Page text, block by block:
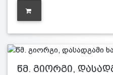
წმ. გიორგი,